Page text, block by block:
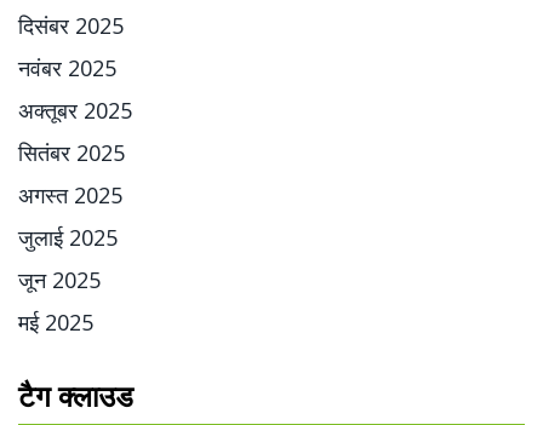
दिसंबर 2025
नवंबर 2025
अक्तूबर 2025
सितंबर 2025
अगस्त 2025
जुलाई 2025
जून 2025
मई 2025
टैग क्लाउड